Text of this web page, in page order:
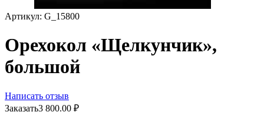
Артикул: G_15800
Орехокол «Щелкунчик»,
большой
Написать отзыв
Заказать3 800.00 ₽